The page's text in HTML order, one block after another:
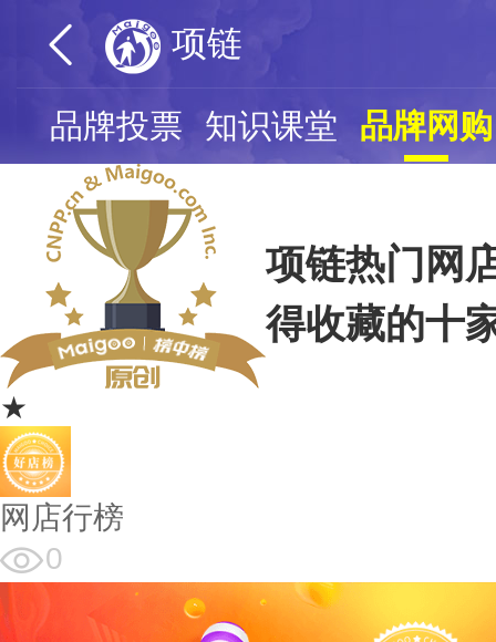
项链
品牌投票 知识课堂 品牌网购
★
项链热门网
得收藏的十
网店行榜
0